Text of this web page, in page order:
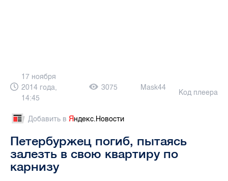
17 ноября
2014 года,
14:45
3075 Mask44
Код плеера
Добавить в Яндекс.Новости
Петербуржец погиб, пытаясь
залезть в свою квартиру по
карнизу